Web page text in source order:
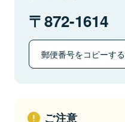
872-1614
郵便番号をコピーする
ご注意